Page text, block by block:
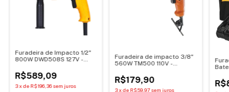
Furadeira de Impacto 1/2"
800W DWD508S 127V -
R$589,09
3xdeR$196,36 sem juros
Furadeira de impacto 3/8"
560W TM500 110V -
R$179,90
3xdeR$59,97 sem juros